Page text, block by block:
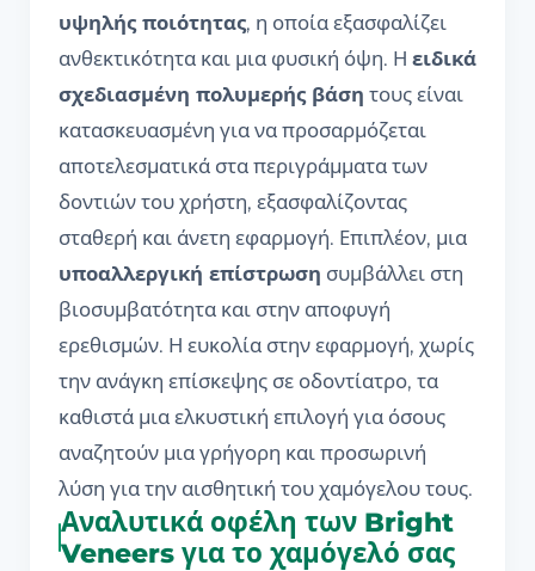
υψηλής ποιότητας, η οποία εξασφαλίζει
ανθεκτικότητα και μια φυσική όψη. Η ειδικά
σχεδιασμένη πολυμερής βάση τους είναι
κατασκευασμένη για να προσαρμόζεται
αποτελεσματικά στα περιγράμματα των
δοντιών του χρήστη, εξασφαλίζοντας
σταθερή και άνετη εφαρμογή. Επιπλέον, μια
υποαλλεργική επίστρωση συμβάλλει στη
βιοσυμβατότητα και στην αποφυγή
ερεθισμών. Η ευκολία στην εφαρμογή, χωρίς
την ανάγκη επίσκεψης σε οδοντίατρο, τα
καθιστά μια ελκυστική επιλογή για όσους
αναζητούν μια γρήγορη και προσωρινή
λύση για την αισθητική του χαμόγελου τους.
Αναλυτικά οφέλη των Bright
Veneers για το χαμόγελό σας